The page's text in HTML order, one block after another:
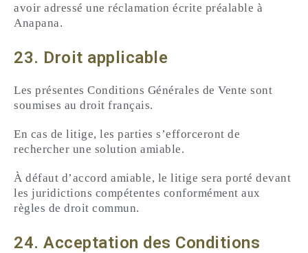
avoir adressé une réclamation écrite préalable à
Anapana.
23. Droit applicable
Les présentes Conditions Générales de Vente sont
soumises au droit français.
En cas de litige, les parties s’efforceront de
rechercher une solution amiable.
À défaut d’accord amiable, le litige sera porté devant
les juridictions compétentes conformément aux
règles de droit commun.
24. Acceptation des Conditions